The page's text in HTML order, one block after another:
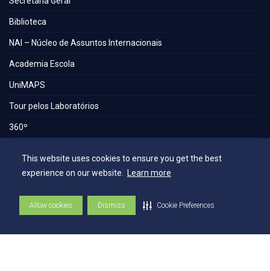
This website uses cookies to ensure you get the best
experience on our website. Learn more
Allow cookies Dismiss Cookie Preferences
Biblioteca
NAI – Núcleo de Assuntos Internacionais
Academia Escola
UniMAPS
Tour pelos Laboratórios
360º
Núcleo de Acessibilidade e Inclusão
Contatos